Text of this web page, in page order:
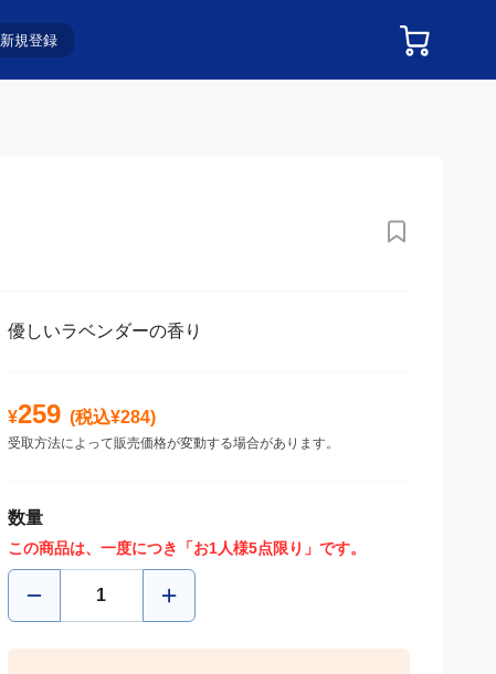
新規登録
優しいラベンダーの香り
¥259 (税込¥284)
受取方法によって販売価格が変動する場合があります。
数量
この商品は、一度につき「お1人様5点限り」です。